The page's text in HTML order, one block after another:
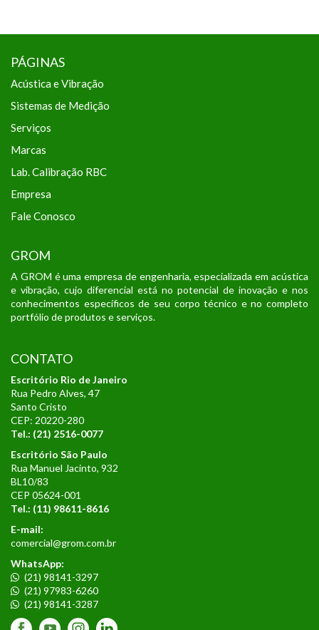
PÁGINAS
Acústica e Vibração
Sistemas de Medição
Serviços
Marcas
Lab. Calibração RBC
Empresa
Fale Conosco
GROM
A GROM é uma empresa de engenharia, especializada em acústica
e vibração, cujo diferencial está no potencial de inovação e nos
conhecimentos específicos de seu corpo técnico e no completo
portfólio de produtos e serviços.
CONTATO
Escritório Rio de Janeiro
Rua Pedro Alves, 47
Santo Cristo
CEP: 20220-280
Tel.: (21) 2516-0077
Escritório São Paulo
Rua Manuel Jacinto, 932
BL10/83
CEP 05624-001
Tel.: (11) 98611-8616
E-mail:
comercial@grom.com.br
WhatsApp:
(21) 98141-3297
(21) 97983-6260
(21) 98141-3287